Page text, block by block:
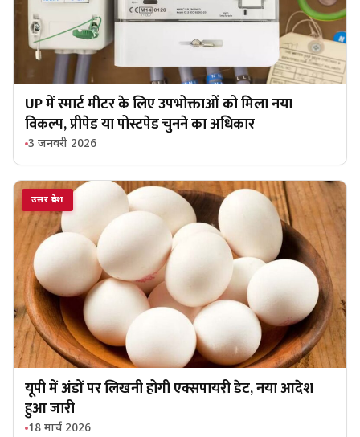
UP में स्मार्ट मीटर के लिए उपभोक्ताओं को मिला नया
विकल्प, प्रीपेड या पोस्टपेड चुनने का अधिकार
3 जनवरी 2026
उत्तर प्रदेश
यूपी में अंडों पर लिखनी होगी एक्सपायरी डेट, नया आदेश
हुआ जारी
18 मार्च 2026